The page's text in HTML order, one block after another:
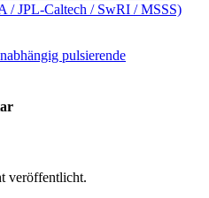
pulsierende
veröffentlicht.